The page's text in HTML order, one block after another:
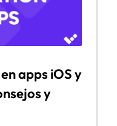
apps iOS y
y